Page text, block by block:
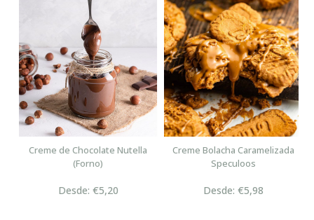
Creme de Chocolate Nutella
(Forno)
Desde: €5,20
Creme Bolacha Caramelizada
Speculoos
Desde: €5,98